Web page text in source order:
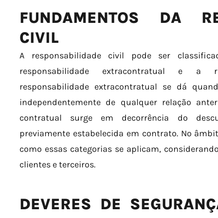
FUNDAMENTOS DA
CIVIL
A responsabilidade civil pode ser
responsabilidade extracontratual e a
responsabilidade extracontratual se dá
independentemente de qualquer relação
contratual surge em decorrência do
previamente estabelecida em contrato. No
como essas categorias se aplicam,
clientes e terceiros.
DEVERES DE